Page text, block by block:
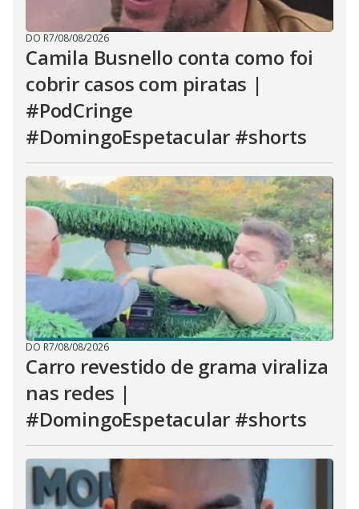
DO R7/08/08/2026
Camila Busnello conta como foi
cobrir casos com piratas |
#PodCringe
#DomingoEspetacular #shorts
DO R7/08/08/2026
Carro revestido de grama viraliza
nas redes |
#DomingoEspetacular #shorts